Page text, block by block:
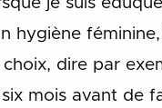
hygiène
dire par
mois avant de